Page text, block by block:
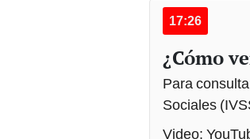
17:26
¿Cómo
Para
Sociales
Video: